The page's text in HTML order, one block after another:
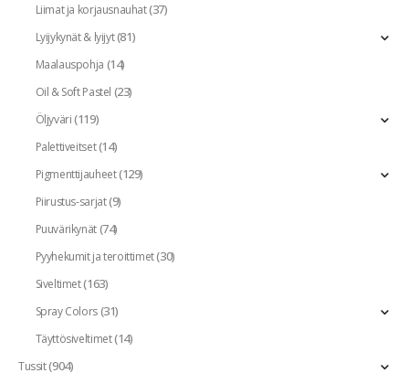
Liimat ja korjausnauhat(37)
Lyijykynät & lyijyt(81)
Maalauspohja (14)
Oil & Soft Pastel (23)
Öljyväri(119)
Palettiveitset(14)
Pigmenttijauheet(129)
Piirustus-sarjat(9)
Puuvärikynät(74)
Pyyhekumit ja teroittimet(30)
Siveltimet(163)
Spray Colors(31)
Täyttösiveltimet(14)
Tussit(904)